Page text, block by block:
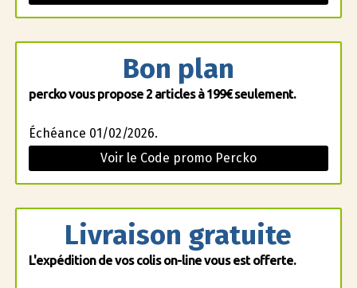
Bon plan
percko vous propose 2 articles à 199€ seulement.
Échéance 01/02/2026.
Voir le Code promo Percko
Livraison gratuite
L'expédition de vos colis on-line vous est offerte.